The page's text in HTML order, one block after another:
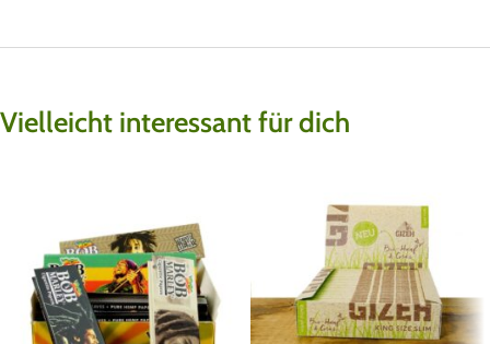
Vielleicht interessant für dich